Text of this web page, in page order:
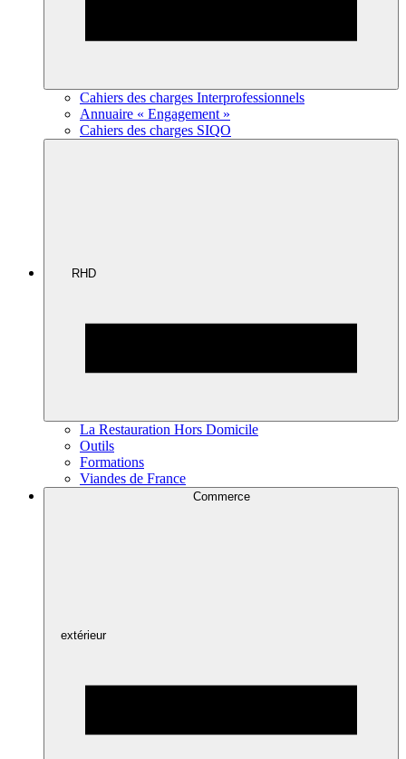
Cahiers des charges Interprofessionnels
Annuaire « Engagement »
Cahiers des charges SIQO
RHD
La Restauration Hors Domicile
Outils
Formations
Viandes de France
Commerce
extérieur